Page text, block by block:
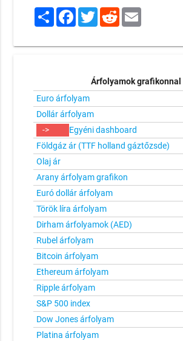
ShareFacebook
TwitterRedditEmail
Árfolyamok grafikonnal
Euro árfolyam
Dollár árfolyam
->
Egyéni dashboard
Földgáz ár (TTF holland gáztőzsde)
Olaj ár
Arany árfolyam grafikon
Euró dollár árfolyam
Török líra árfolyam
Dirham árfolyamok (AED)
Rubel árfolyam
Bitcoin árfolyam
Ethereum árfolyam
Ripple árfolyam
S&P 500 index
Dow Jones árfolyam
Platina árfolyam